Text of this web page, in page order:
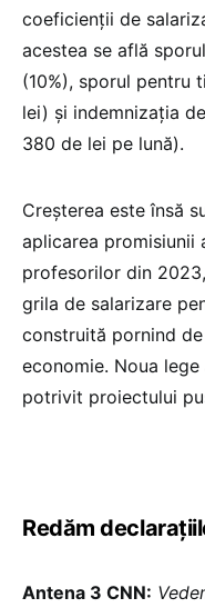
coeficienții de
acestea se află
(10%), sporul
lei) și indemnizația
380 de lei pe lună).
Creșterea este însă
aplicarea promisiunii
profesorilor din
grila de salarizare
construită pornind
economie. Noua lege
potrivit proiectului
Redăm
Antena 3 CNN: